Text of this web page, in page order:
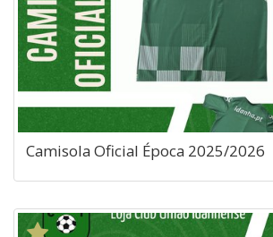
Camisola Oficial Época 2025/2026